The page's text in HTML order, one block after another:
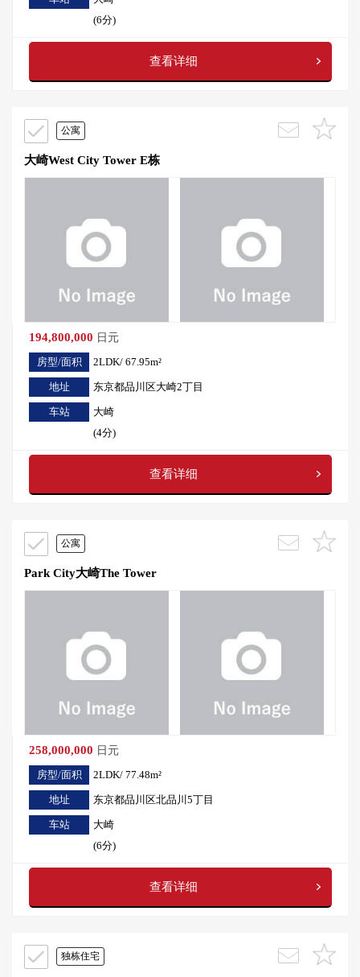
(6分)
查看详细
公寓
大崎West City Tower E栋
194,800,000 日元
房型/面积
2LDK/ 67.95m²
地址 东京都品川区大崎2丁目
车站
大崎
(4分)
查看详细
公寓
Park City大崎The Tower
258,000,000 日元
房型/面积
2LDK/ 77.48m²
地址 东京都品川区北品川5丁目
车站
大崎
(6分)
查看详细
独栋住宅